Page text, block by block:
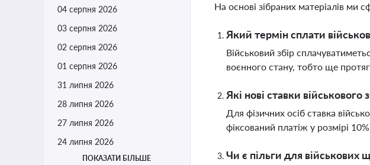
04 серпня 2026
03 серпня 2026
02 серпня 2026
01 серпня 2026
31 липня 2026
28 липня 2026
27 липня 2026
24 липня 2026
ПОКАЗАТИ БІЛЬШЕ
На основі зібраних матеріалів ми
Який термін сплати
Військовий збір
воєнного стану, тобто ще
Які нові ставки
Для фізичних осіб ставка
фіксований платіж у розмірі
Чи є пільги для військових